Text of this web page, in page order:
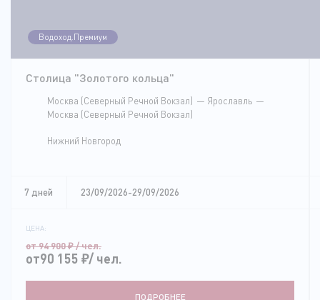
Водоход.Премиум
Столица "Золотого кольца"
Москва (Северный Речной Вокзал)
Ярославль
Москва (Северный Речной Вокзал)
Нижний Новгород
7 дней 23/09/2026-29/09/2026
ЦЕНА:
от 94 900₽/ чел.
от90 155 ₽/ чел.
ПОДРОБНЕЕ